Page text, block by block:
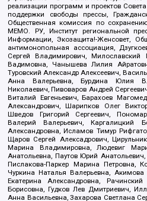
реализации программ и проектов
поддержки свободы прессы,
Общественная комиссия по
МЕМО. РУ, Институт региональной
Информации, Экозащита!-Женсовет,
антимонопольная ассоциация,
Сергей Владимирович,
Вадимовна, Чанышева Лилия
Туровский Александр Алексеевич,
Анна Валерьевна, Бурдина Юлия
Николаевич, Пивоваров Андрей
Виталий Евгеньевич, Барахоев
Александрович, Шарипков Олег
Шведов Григорий Сергеевич,
Валерий Валерьевич, Каргалицкий
Александровна, Исламов Тимур
Щаров Сергей Алексадрович,
Марина Владимировна, Людевиг
Анатольевна, Паутов Юрий
Пислакова-Паркер Марина Петровна,
Чуркина Наталья Валерьевна, Акимова
Екатерина Александровна,
Борисовна, Гудков Лев Дмитриевич,
Анна Васильевна, Захарова Светлана